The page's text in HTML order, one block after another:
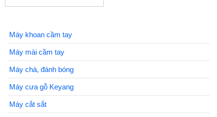
Máy khoan cầm tay
Máy mài cầm tay
Máy chà, đánh bóng
Máy cưa gỗ Keyang
Máy cắt sắt